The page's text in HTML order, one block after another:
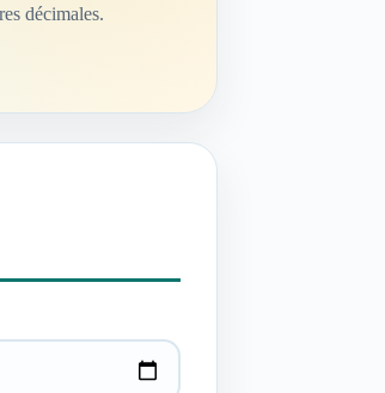
décimales.